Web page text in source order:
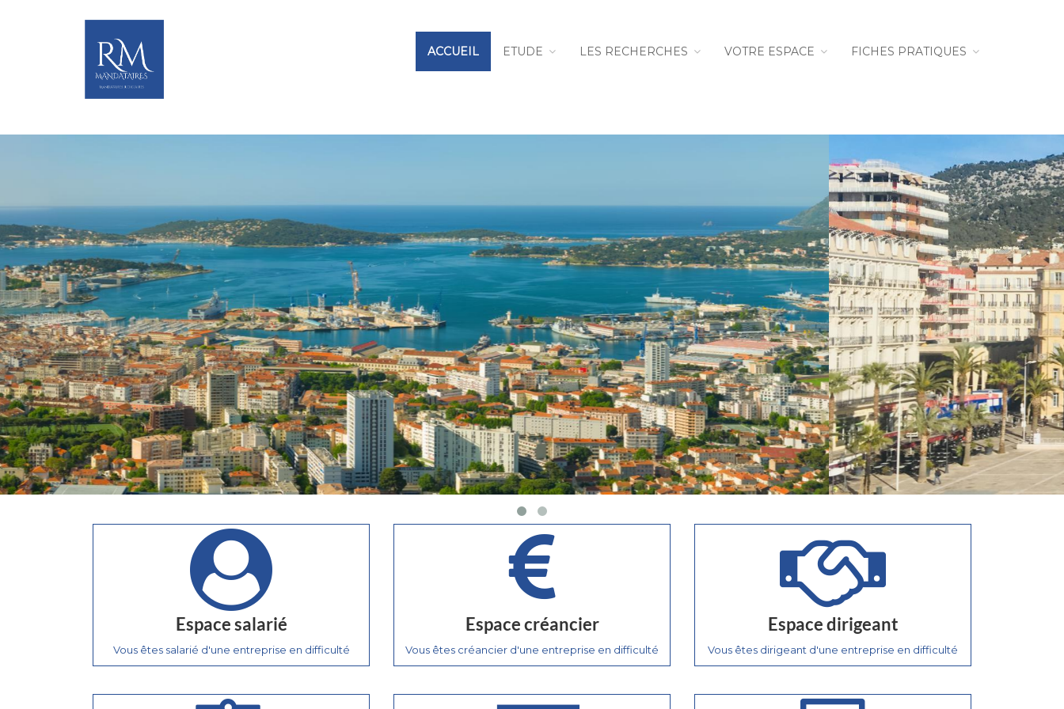
ACCUEIL ETUDE LES RECHERCHES VOTRE ESPACE FICHES PRATIQUES
Espace salarié
Vous êtes salarié d'une entreprise en difficulté
Espace créancier
Vous êtes créancier d'une entreprise en difficulté
Espace dirigeant
Vous êtes dirigeant d'une entreprise en difficulté